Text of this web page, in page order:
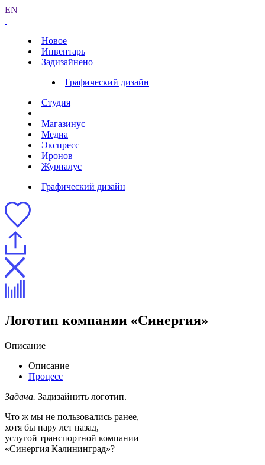
EN
Новое
Инвентарь
Задизайнено
Графический дизайн
Студия
Магазинус
Медиа
Экспресс
Иронов
Журналус
Графический дизайн
Логотип компании «Синергия»
Описание
Описание
Процесс
Задача. Задизайнить логотип.
Что ж мы не пользовались ранее,
хотя бы пару лет назад,
услугой транспортной компании
«Синергия Калининград»?